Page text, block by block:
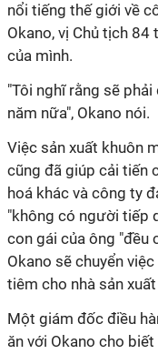
nổi tiếng thế giới về
Okano, vị Chủ tịch
của mình.
"Tôi nghĩ rằng sẽ
năm nữa", Okano nói.
Việc sản xuất khuôn
cũng đã giúp cải tiến
hoá khác và công ty
"không có người tiếp
con gái của ông "đều
Okano sẽ chuyển
tiêm cho nhà sản
Một giám đốc điều
ăn với Okano cho